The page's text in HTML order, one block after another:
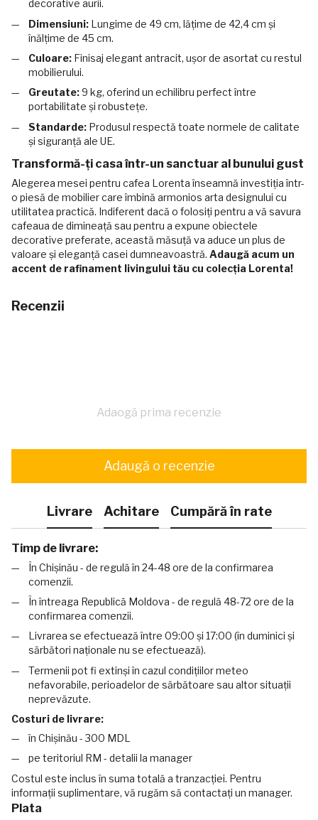
decorative aurii.
Dimensiuni: Lungime de 49 cm, lățime de 42,4 cm și
înălțime de 45 cm.
Culoare: Finisaj elegant antracit, ușor de asortat cu restul
mobilierului.
Greutate:9 kg, oferind un echilibru perfect între
portabilitate și robustețe.
Standarde: Produsul respectă toate normele de calitate
și siguranță ale UE.
Transformă-ți casa într-un sanctuar al bunului gust
Alegerea mesei pentru cafea Lorenta înseamnă investiția într-
o piesă de mobilier care îmbină armonios arta designului cu
utilitatea practică. Indiferent dacă o folosiți pentru a vă savura
cafeaua de dimineață sau pentru a expune obiectele
decorative preferate, această măsuță va aduce un plus de
valoare și eleganță casei dumneavoastră. Adaugă acum un
accent de rafinament livingului tău cu colecția Lorenta!
Recenzii
Adaogă prima recenzie
Adaugă o recenzie
Livrare Achitare Cumpără în rate
Timp de livrare:
În Chișinău - de regulă în 24-48 ore de la confirmarea
comenzii.
În întreaga Republică Moldova - de regulă 48-72 ore de la
confirmarea comenzii.
Livrarea se efectuează între 09:00 și 17:00 (în duminici și
sărbători naționale nu se efectuează).
Termenii pot fi extinși în cazul condițiilor meteo
nefavorabile, perioadelor de sărbătoare sau altor situații
neprevăzute.
Costuri de livrare:
în Chișinău - 300 MDL
pe teritoriul RM - detalii la manager
Costul este inclus în suma totală a tranzacției. Pentru
informații suplimentare, vă rugăm să contactați un manager.
Plata